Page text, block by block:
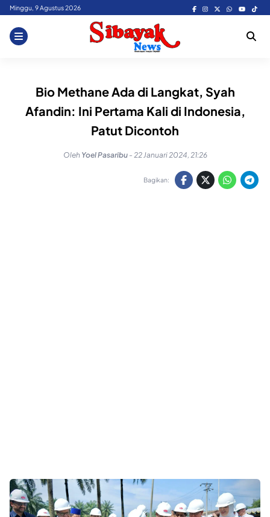
Skip
content
Minggu, 9 Agustus 2026
Bio Methane Ada di Langkat, Syah
Afandin: Ini Pertama Kali di Indonesia,
Patut Dicontoh
Oleh Yoel Pasaribu - 22 Januari 2024, 21:26
Bagikan: